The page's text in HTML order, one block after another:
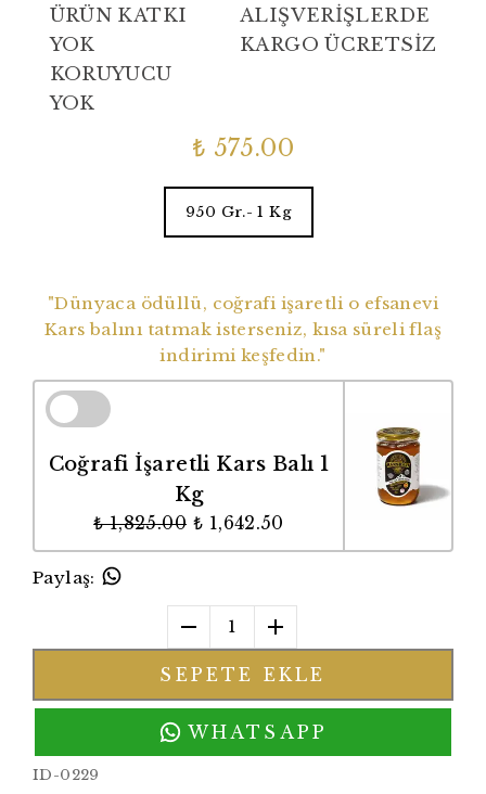
ÜRÜN KATKI
YOK
KORUYUCU
YOK
ALIŞVERİŞLERDE
KARGO ÜCRETSİZ
₺ 575.00
950 Gr.- 1 Kg
"Dünyaca ödüllü, coğrafi işaretli o efsanevi
Kars balını tatmak isterseniz, kısa süreli flaş
indirimi keşfedin."
Coğrafi İşaretli Kars Balı 1
Kg
₺ 1,825.00 ₺ 1,642.50
Paylaş:
1
SEPETE EKLE
WHATSAPP
ID-0229